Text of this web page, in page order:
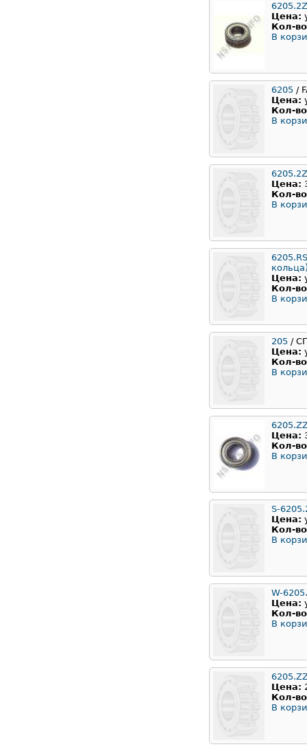
Цена:
Кол-
В
6205 /
Цена:
Кол-
В
Цена:
Кол-
В
Цена:
Кол-
В
205 /
Цена:
Кол-
В
Цена:
Кол-
В
S-
Цена:
Кол-
В
W-
Цена:
Кол-
В
Цена:
Кол-
В